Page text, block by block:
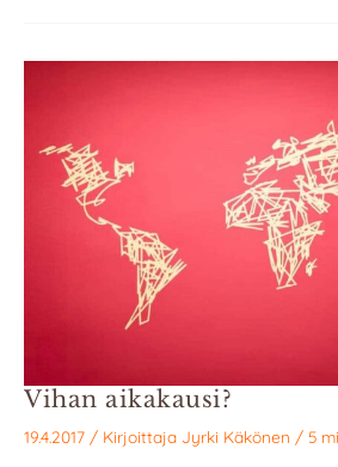
Vihan aikakausi?
19.4.2017 / Kirjoittaja Jyrki Käkönen / 5